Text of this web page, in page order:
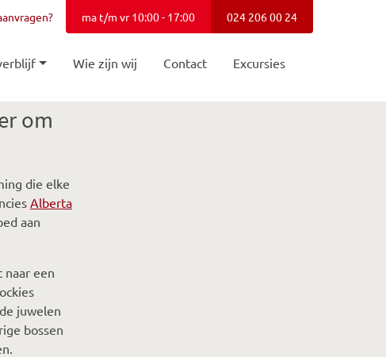
ma t/m vr 10:00 - 17:00 024 206 00 24
Wie zijn wij Contact Excursies
om
die elke
Alberta
aan
een
juwelen
bossen